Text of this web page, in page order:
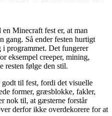
Minecraft fest er, at man
gang. Så ender festen hurtigt
i programmet. Det fungerer
eksempel creeper, mining,
resten følge den stil.
til fest, fordi det visuelle
former, græsblokke, fakler,
nok til, at gæsterne forstår
derfor ikke overdekorere for at